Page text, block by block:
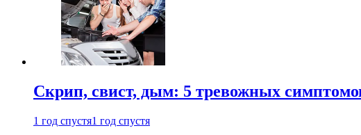
Скрип, свист, дым: 5 тревожных
1 год спустя1 год спустя